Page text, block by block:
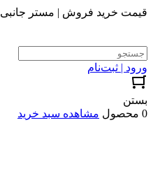
قیمت خرید فروش | مستر جانبی
ورود | ثبت‌نام
بستن
0 محصول
مشاهده سبد خرید